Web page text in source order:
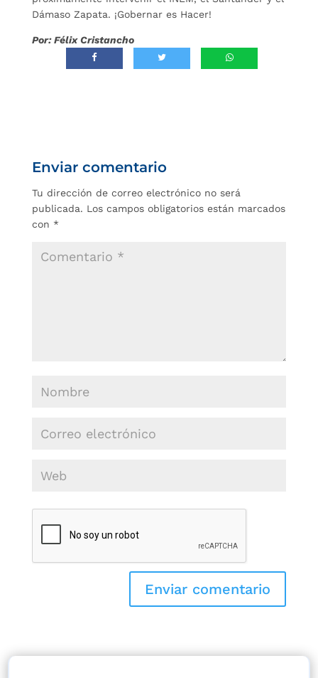
Dámaso Zapata. ¡Gobernar es Hacer!
Por: Félix Cristancho
Enviar comentario
Tu dirección de correo electrónico no será
publicada. Los campos obligatorios están marcados
con *